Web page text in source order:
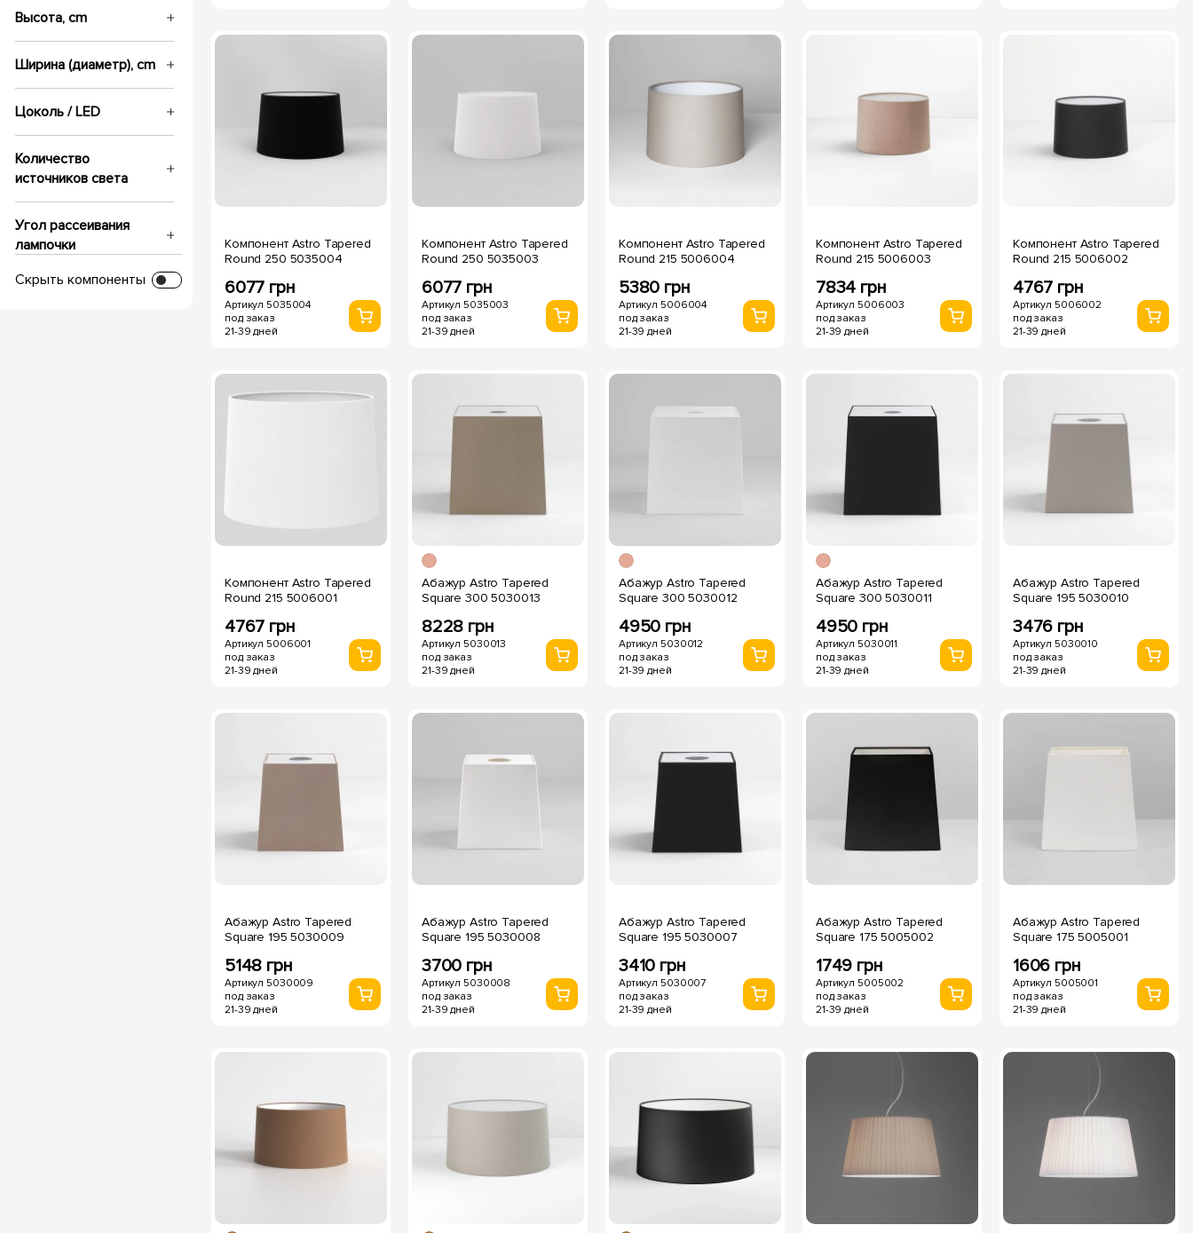
Высота, cm
Ширина (диаметр), cm
Цоколь / LED
Количество
источников света
Угол рассеивания
лампочки
IP защита
Скрыть компоненты
Компонент Astro Tapered
Round 250 5035004
6077 грн
Артикул 5035004
под заказ
21-39 дней
Компонент Astro Tapered
Round 250 5035003
6077 грн
Артикул 5035003
под заказ
21-39 дней
Компонент Astro Tapered
Round 215 5006004
5380 грн
Артикул 5006004
под заказ
21-39 дней
Компонент Astro Tapered
Round 215 5006003
7834 грн
Артикул 5006003
под заказ
21-39 дней
Компонент Astro Tapered
Round 215 5006002
4767 грн
Артикул 5006002
под заказ
21-39 дней
Компонент Astro Tapered
Round 215 5006001
4767 грн
Артикул 5006001
под заказ
21-39 дней
Абажур Astro Tapered
Square 300 5030013
8228 грн
Артикул 5030013
под заказ
21-39 дней
Абажур Astro Tapered
Square 300 5030012
4950 грн
Артикул 5030012
под заказ
21-39 дней
Абажур Astro Tapered
Square 300 5030011
4950 грн
Артикул 5030011
под заказ
21-39 дней
Абажур Astro Tapered
Square 195 5030010
3476 грн
Артикул 5030010
под заказ
21-39 дней
Абажур Astro Tapered
Square 195 5030009
5148 грн
Артикул 5030009
под заказ
21-39 дней
Абажур Astro Tapered
Square 195 5030008
3700 грн
Артикул 5030008
под заказ
21-39 дней
Абажур Astro Tapered
Square 195 5030007
3410 грн
Артикул 5030007
под заказ
21-39 дней
Абажур Astro Tapered
Square 175 5005002
1749 грн
Артикул 5005002
под заказ
21-39 дней
Абажур Astro Tapered
Square 175 5005001
1606 грн
Артикул 5005001
под заказ
21-39 дней